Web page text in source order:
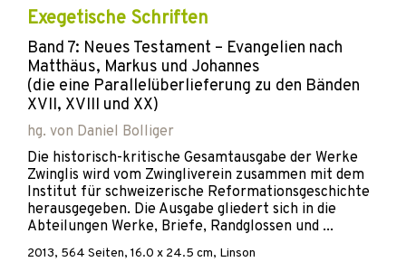
Exegetische Schriften
Band 7: Neues Testament – Evangelien nach
Matthäus, Markus und Johannes
(die eine Parallelüberlieferung zu den Bänden
XVII, XVIII und XX)
hg. von Daniel Bolliger
Die historisch-kritische Gesamtausgabe der Werke
Zwinglis wird vom Zwingliverein zusammen mit dem
Institut für schweizerische Reformationsgeschichte
herausgegeben. Die Ausgabe gliedert sich in die
Abteilungen Werke, Briefe, Randglossen und ...
2013, 564 Seiten, 16.0 x 24.5 cm, Linson